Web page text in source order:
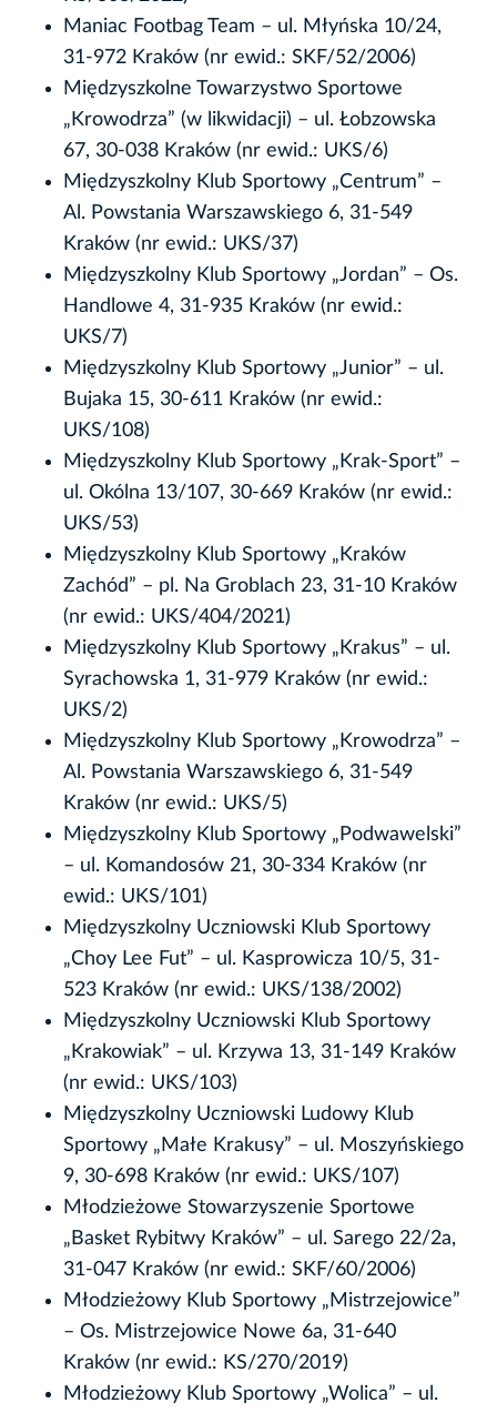
Maniac Footbag Team – ul. Młyńska 10/24,
31-972 Kraków (nr ewid.: SKF/52/2006)
Międzyszkolne Towarzystwo Sportowe
„Krowodrza” (w likwidacji) – ul. Łobzowska
67, 30-038 Kraków (nr ewid.: UKS/6)
Międzyszkolny Klub Sportowy „Centrum” –
Al. Powstania Warszawskiego 6, 31-549
Kraków (nr ewid.: UKS/37)
Międzyszkolny Klub Sportowy „Jordan” – Os.
Handlowe 4, 31-935 Kraków (nr ewid.:
UKS/7)
Międzyszkolny Klub Sportowy „Junior” – ul.
Bujaka 15, 30-611 Kraków (nr ewid.:
UKS/108)
Międzyszkolny Klub Sportowy „Krak-Sport” –
ul. Okólna 13/107, 30-669 Kraków (nr ewid.:
UKS/53)
Międzyszkolny Klub Sportowy „Kraków
Zachód” – pl. Na Groblach 23, 31-10 Kraków
(nr ewid.: UKS/404/2021)
Międzyszkolny Klub Sportowy „Krakus” – ul.
Syrachowska 1, 31-979 Kraków (nr ewid.:
UKS/2)
Międzyszkolny Klub Sportowy „Krowodrza” –
Al. Powstania Warszawskiego 6, 31-549
Kraków (nr ewid.: UKS/5)
Międzyszkolny Klub Sportowy „Podwawelski”
– ul. Komandosów 21, 30-334 Kraków (nr
ewid.: UKS/101)
Międzyszkolny Uczniowski Klub Sportowy
„Choy Lee Fut” – ul. Kasprowicza 10/5, 31-
523 Kraków (nr ewid.: UKS/138/2002)
Międzyszkolny Uczniowski Klub Sportowy
„Krakowiak” – ul. Krzywa 13, 31-149 Kraków
(nr ewid.: UKS/103)
Międzyszkolny Uczniowski Ludowy Klub
Sportowy „Małe Krakusy” – ul. Moszyńskiego
9, 30-698 Kraków (nr ewid.: UKS/107)
Młodzieżowe Stowarzyszenie Sportowe
„Basket Rybitwy Kraków” – ul. Sarego 22/2a,
31-047 Kraków (nr ewid.: SKF/60/2006)
Młodzieżowy Klub Sportowy „Mistrzejowice”
– Os. Mistrzejowice Nowe 6a, 31-640
Kraków (nr ewid.: KS/270/2019)
Młodzieżowy Klub Sportowy „Wolica” – ul.